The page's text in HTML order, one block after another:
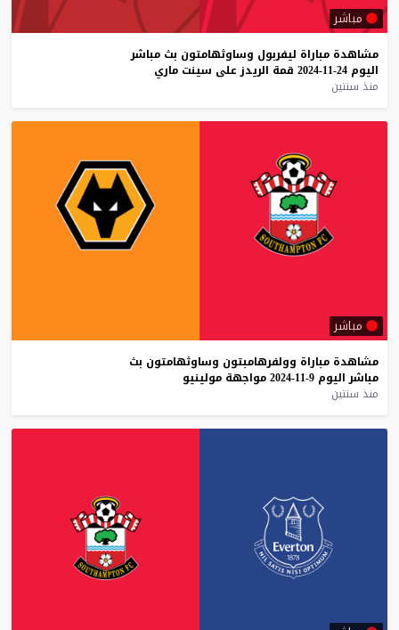
مباشر
مشاهدة مباراة ليفربول وساوثهامتون بث مباشر
اليوم 24-11-2024 قمة الريدز على سينت ماري
منذ سنتين
مباشر
مشاهدة مباراة وولفرهامبتون وساوثهامتون بث
مباشر اليوم 9-11-2024 مواجهة مولينيو
منذ سنتين